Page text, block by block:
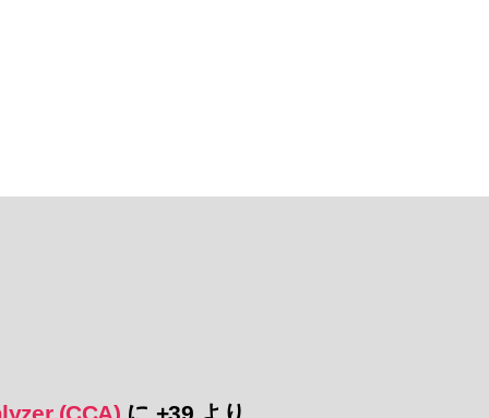
(CCA) に +39 より